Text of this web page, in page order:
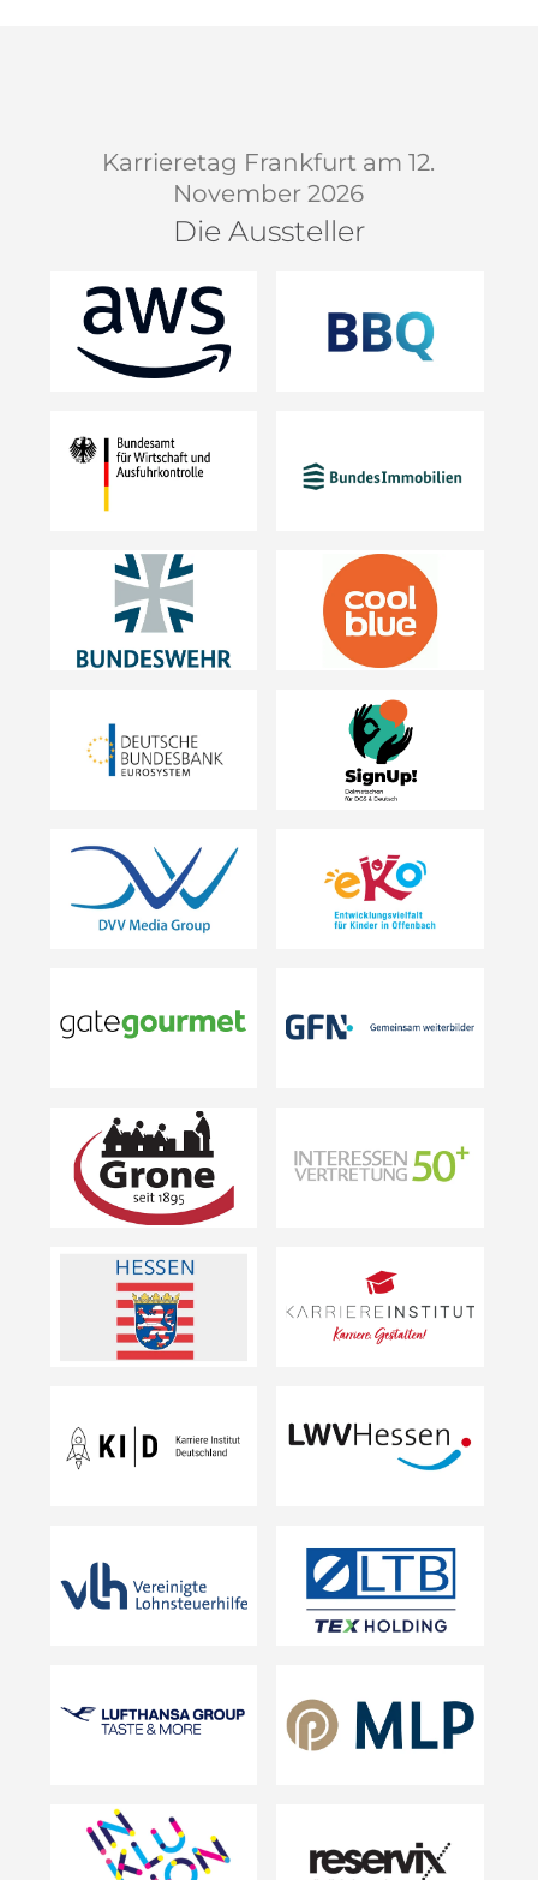
Karrieretag Frankfurt am 12.
November 2026
Die Aussteller